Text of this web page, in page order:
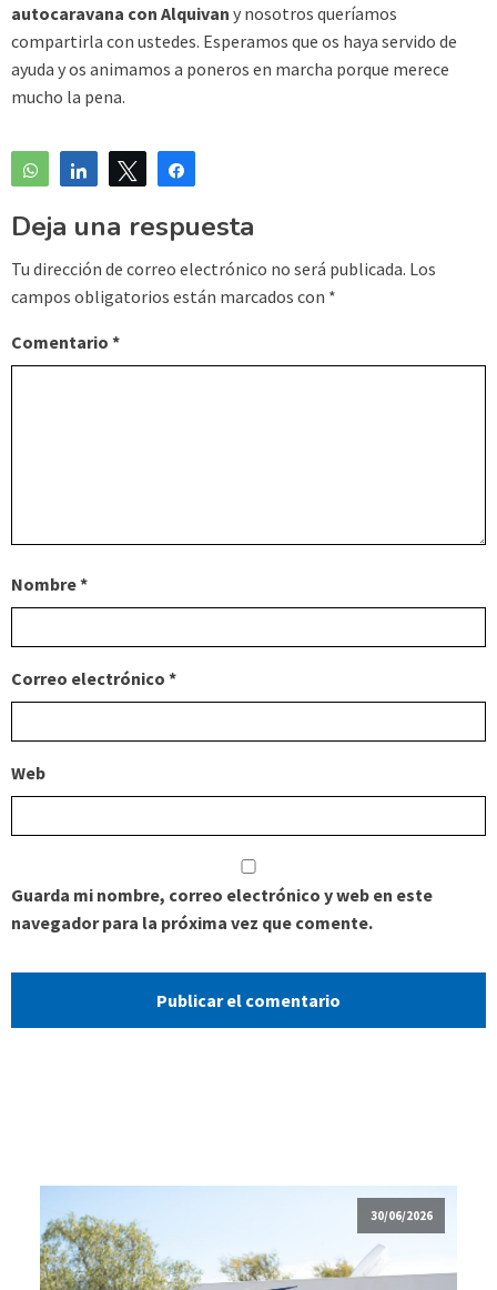
autocaravana con Alquivan y nosotros queríamos
compartirla con ustedes. Esperamos que os haya servido de
ayuda y os animamos a poneros en marcha porque merece
mucho la pena.
WhatsAppCompartirTwittear
Deja una respuesta
Tu dirección de correo electrónico no será publicada. Los
campos obligatorios están marcados con *
Comentario *
Nombre*
Correo electrónico *
Web
Guarda mi nombre, correo electrónico y web en este
navegador para la próxima vez que comente.
30/06/2026